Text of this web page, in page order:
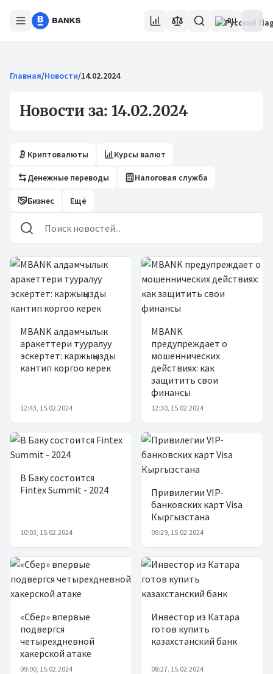
RU
Главная/Новости/14.02.2024
Новости за: 14.02.2024
Криптовалюты Курсы валют
Денежные переводы Налоговая служба
Бизнес Ещё
Новости
MBANK алдамчылык
аракеттери тууралуу
эскертет: каржыңызды
кантип коргоо керек
12:43, 15.02.2024
MBANK
предупреждает о
мошеннических
действиях: как
защитить свои
финансы
12:30, 15.02.2024
В Баку состоится
Fintex Summit - 2024
10:03, 15.02.2024
Привилегии VIP-
банковских карт Visa
Кыргызстана
09:29, 15.02.2024
«Сбер» впервые
подвергся
четырехдневной
хакерской атаке
09:00, 15.02.2024
Инвестор из Катара
готов купить
казахстанский банк
08:27, 15.02.2024